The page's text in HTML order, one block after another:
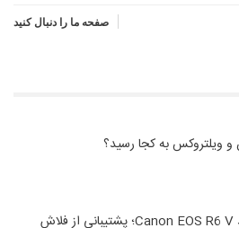
صفحه ما را دنبال کنید
و ویلتروکس به کجا رسید؟
آپدیت جدید Canon EOS R6 V؛ پشتیبانی از فلاش